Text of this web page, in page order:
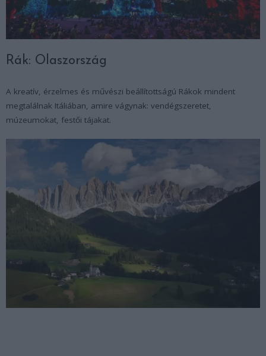
Rák: Olaszország
A kreatív, érzelmes és művészi beállítottságú Rákok mindent
megtalálnak Itáliában, amire vágynak: vendégszeretet,
múzeumokat, festői tájakat.